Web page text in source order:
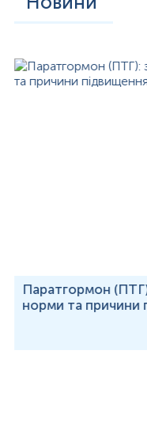
Паратгормон
норми та причини